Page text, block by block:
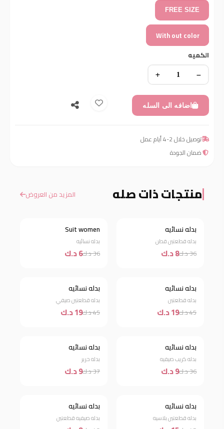
FREE SIZE
With out color
الكميه
اضافه الى السله
توصيل خلال 2-4 أيام عمل
ضمان الجودة
منتجات ذات صله المزيد من العروض
خصم 78%
بدله نسائيه
بدله قطعتين قطن
36 د.ك 8 د.ك
خصم 83%
Suit women
بدله نسائيه
36 د.ك 6 د.ك
خصم 58%
بدله نسائيه
بدله قطعتين
45 د.ك 19 د.ك
خصم 58%
بدله نسائيه
بدله قطعتين صيفي
45 د.ك 19 د.ك
خصم 75%
بدله نسائيه
بدله كريب صيفيه
36 د.ك 9 د.ك
خصم 76%
بدله نسائيه
بدله حرير
37 د.ك 9 د.ك
خصم 67%
بدله نسائيه
بدله قطعتين بلاسيه
خصم 81%
بدله نسائيه
بدله صيفيه قطعتين